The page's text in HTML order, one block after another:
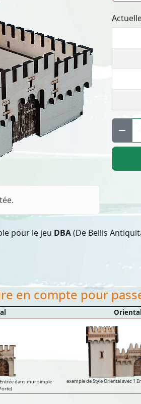
Qté :
pour le jeu DBA(De Bellis
en compte pour
Oriental
dans mur simple
exemple de Style Oriental avec 1